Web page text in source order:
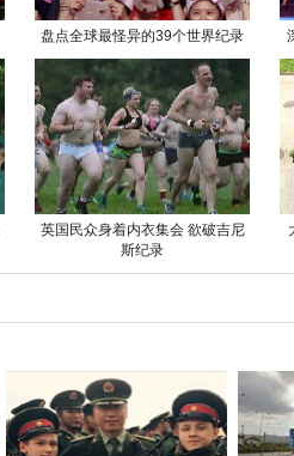
盘点全球最怪异的39个世界纪录
英国民众身着内衣集会 欲破吉尼
斯纪录